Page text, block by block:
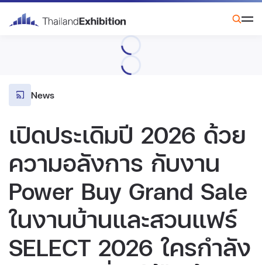
News
เปิดประเดิมปี 2026 ด้วย
ความอลังการ กับงาน
Power Buy Grand Sale
ในงานบ้านและสวนแฟร์
SELECT 2026 ใครกำลัง